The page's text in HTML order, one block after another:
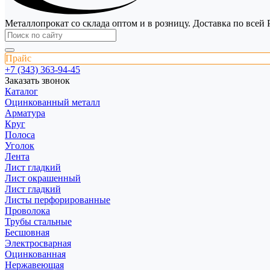
Металлопрокат со склада оптом и в розницу. Доставка по всей
Прайс
+7 (343) 363-94-45
Заказать звонок
Каталог
Оцинкованный металл
Арматура
Круг
Полоса
Уголок
Лента
Лист гладкий
Лист окрашенный
Лист гладкий
Листы перфорированные
Проволока
Трубы стальные
Бесшовная
Электросварная
Оцинкованная
Нержавеющая